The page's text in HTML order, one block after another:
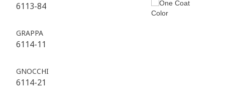
6113-84
GRAPPA
6114-11
GNOCCHI
6114-21